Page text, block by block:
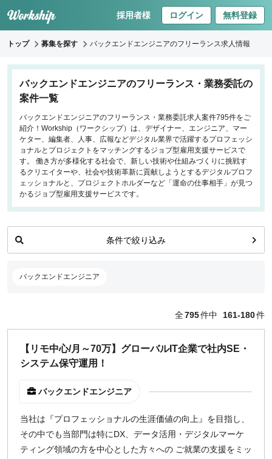
採用者様 ログイン 無料登録
トップ 募集を探す バックエンドエンジニアのフリーランス求人情報
バックエンドエンジニアのフリーランス・業務委託の
案件一覧
バックエンドエンジニアのフリーランス・業務委託求人案件795件をご
紹介！Workship（ワークシップ）は、デザイナー、エンジニア、マー
ケター、編集者、人事、広報などデジタル業界で活躍するプロフェッシ
ョナルとプロジェクトをマッチングするジョブ型雇用支援サービスで
す。 働き方が多様化する社会で、新しい技術や仕組みづくりに挑戦す
るクリエイターや、社会や技術革新に貢献しようとするデジタルプロフ
ェッショナルと、プロジェクトホルダーなど「運命の仕事相手」が見つ
かるジョブ型雇用支援サービスです。
条件で絞り込み
バックエンドエンジニア
キーワードで探す
フロントエンドエンジニア
バックエンドエンジニア
インフラエンジニア
iOS/Androidアプリエンジニア
データサイエンティスト
リモートのみ
特徴
副業OK
スタートアップ
土日週末OK
全795件中 161-180件
【リモ中心/月～70万】グローバルIT企業で社内SE・
システム保守運用！
バックエンドエンジニア
当社は『プロフェッショナルの生涯価値の向上』を目指し、
その中でも当部門は特にDX、データ活用・デジタルマーケ
ティング領域の方を中心とした方々への ご就業の支援をミッ